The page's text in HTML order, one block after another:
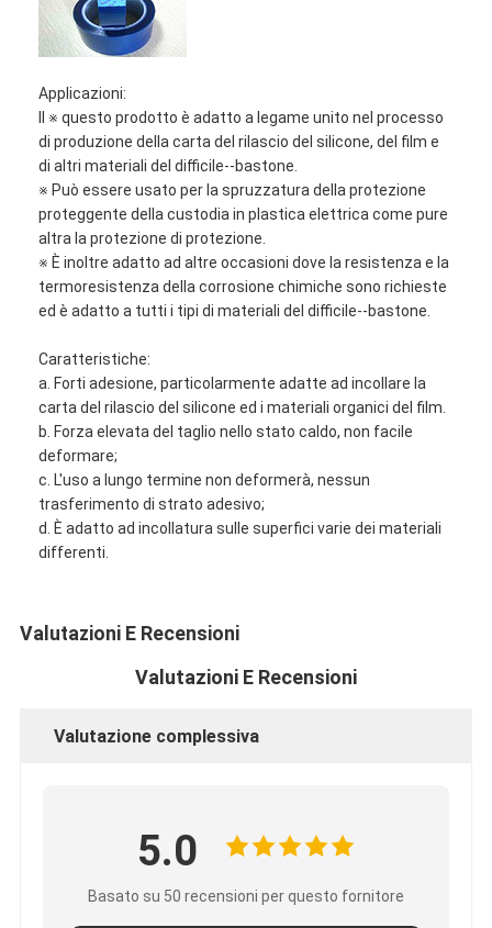
Circa noi
Applicazioni:
Il ※ questo prodotto è adatto a legame unito nel processo
di produzione della carta del rilascio del silicone, del film e
di altri materiali del difficile--bastone.
※ Può essere usato per la spruzzatura della protezione
proteggente della custodia in plastica elettrica come pure
altra la protezione di protezione.
※ È inoltre adatto ad altre occasioni dove la resistenza e la
termoresistenza della corrosione chimiche sono richieste
ed è adatto a tutti i tipi di materiali del difficile--bastone.
Caratteristiche:
a. Forti adesione, particolarmente adatte ad incollare la
carta del rilascio del silicone ed i materiali organici del film.
b. Forza elevata del taglio nello stato caldo, non facile
deformare;
c. L'uso a lungo termine non deformerà, nessun
trasferimento di strato adesivo;
d. È adatto ad incollatura sulle superfici varie dei materiali
differenti.
Valutazioni E Recensioni
Valutazioni E Recensioni
Valutazione complessiva
5.0
Basato su 50 recensioni per questo fornitore